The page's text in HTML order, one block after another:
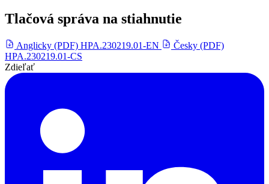
Tlačová správa na stiahnutie
Anglicky (PDF) HPA.230219.01-EN
Česky (PDF)
HPA.230219.01-CS
Zdieľať